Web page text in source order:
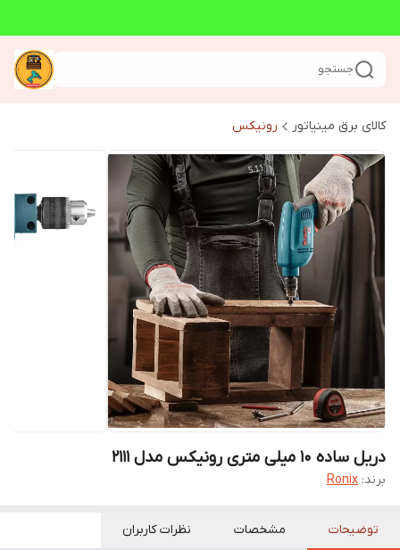
جستجو
کالای برق مینیاتور رونیکس
دریل ساده 10 میلی‌ متری رونیکس مدل 2111
برند: Ronix
توضیحات مشخصات نظرات کاربران